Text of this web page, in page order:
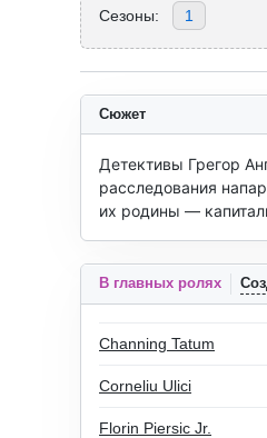
Сезоны: 1
Сюжет
Детективы Грегор
расследования
их родины —
В главных ролях
Channing Tatum
Corneliu Ulici
Florin Piersic Jr.